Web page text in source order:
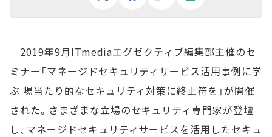
2019年9月ITmediaエグゼクティブ編集部主催のセ
ミナー「マネージドセキュリティサービス活用事例に学
ぶ 場当たり的なセキュリティ対策に終止符を」が開催
された。さまざまな立場のセキュリティ専門家が登壇
し、マネージドセキュリティサービスを活用したセキュ